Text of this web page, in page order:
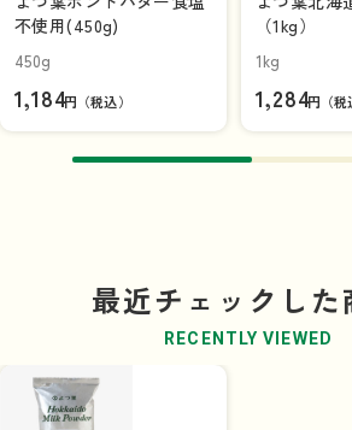
不使用(450g)
450g
1,184円（税込）
（1kg）
1kg
1,284円（税
最近チェックした
RECENTLY VIEWED